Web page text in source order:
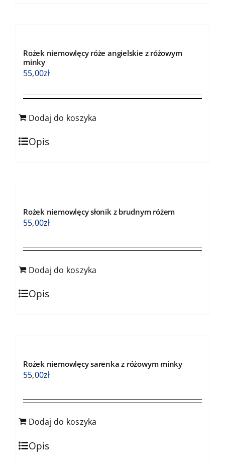
Rożek niemowlęcy róże angielskie z różowym
minky
55,00zł
Dodaj do koszyka
Opis
Rożek niemowlęcy słonik z brudnym różem
55,00zł
Dodaj do koszyka
Opis
Rożek niemowlęcy sarenka z różowym minky
55,00zł
Dodaj do koszyka
Opis